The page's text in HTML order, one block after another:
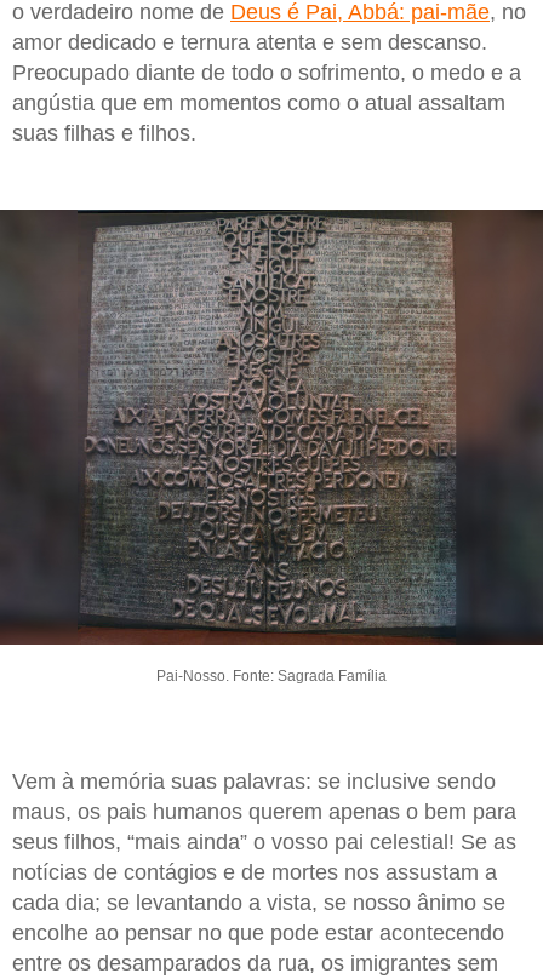
o verdadeiro nome de Deus é Pai, Abbá: pai-mãe, no
amor dedicado e ternura atenta e sem descanso.
Preocupado diante de todo o sofrimento, o medo e a
angústia que em momentos como o atual assaltam
suas filhas e filhos.
Pai-Nosso. Fonte: Sagrada Família
Vem à memória suas palavras: se inclusive sendo
maus, os pais humanos querem apenas o bem para
seus filhos, “mais ainda” o vosso pai celestial! Se as
notícias de contágios e de mortes nos assustam a
cada dia; se levantando a vista, se nosso ânimo se
encolhe ao pensar no que pode estar acontecendo
entre os desamparados da rua, os imigrantes sem